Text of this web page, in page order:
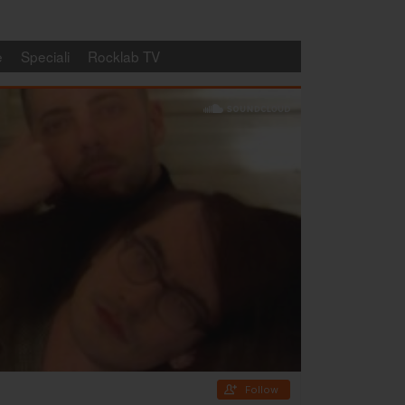
Speciali Rocklab TV